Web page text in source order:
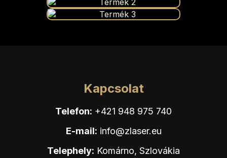
Kapcsolat
Telefon: +421 948 975 740
E-mail: info@zlaser.eu
Telephely: Komárno, Szlovákia